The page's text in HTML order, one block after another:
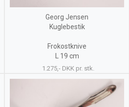
Georg Jensen
Kuglebestik
Frokostknive
L 19 cm
1.275,- DKK pr. stk.